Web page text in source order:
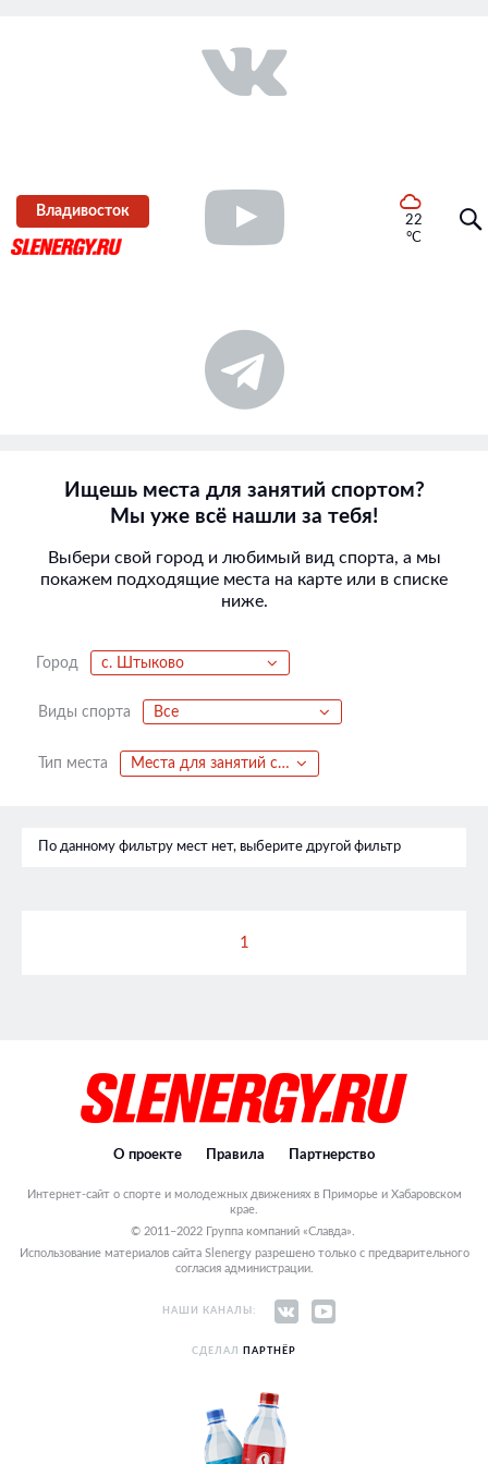
Владивосток
22
°C
Ищешь места для занятий спортом?
Мы уже всё нашли за тебя!
Выбери свой город и любимый вид спорта, а мы
покажем подходящие места на карте или в списке
ниже.
Город с. Штыково
Виды спорта Все
Тип места Места для занятий спортом
По данному фильтру мест нет, выберите другой фильтр
1
О проекте Правила Партнерство
Интернет-сайт о спорте и молодежных движениях в Приморье и Хабаровском
крае.
© 2011–2022 Группа компаний «Славда».
Использование материалов сайта Slenergy разрешено только с предварительного
согласия администрации.
НАШИ КАНАЛЫ:
СДЕЛАЛ ПАРТНЁР